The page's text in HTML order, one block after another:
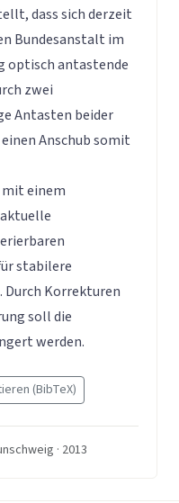
dass sich derzeit
Bundesanstalt im
optisch antastende
zwei
Antasten beider
Anschub somit
einem
stabilere
Durch Korrekturen
soll die
werden.
(BibTeX)
· 2013